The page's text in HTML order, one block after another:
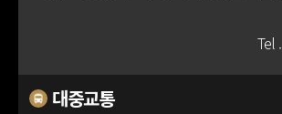
Tel .
대중교통